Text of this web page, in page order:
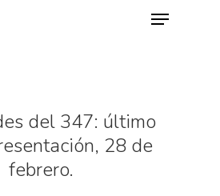
del 347: último
28 de
febrero.